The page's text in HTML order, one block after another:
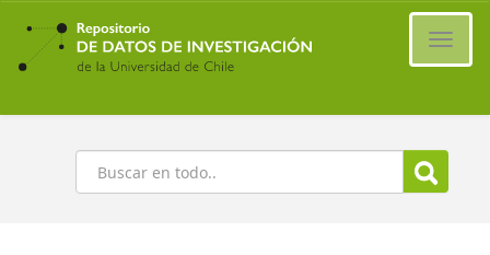
Ir
contenido
principal
Buscar